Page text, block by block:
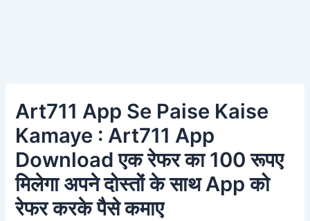
Art711 App Se Paise Kaise
Kamaye : Art711 App
Download एक रेफर का 100 रूपए
मिलेगा अपने दोस्तों के साथ App को
रेफर करके पैसे कमाए